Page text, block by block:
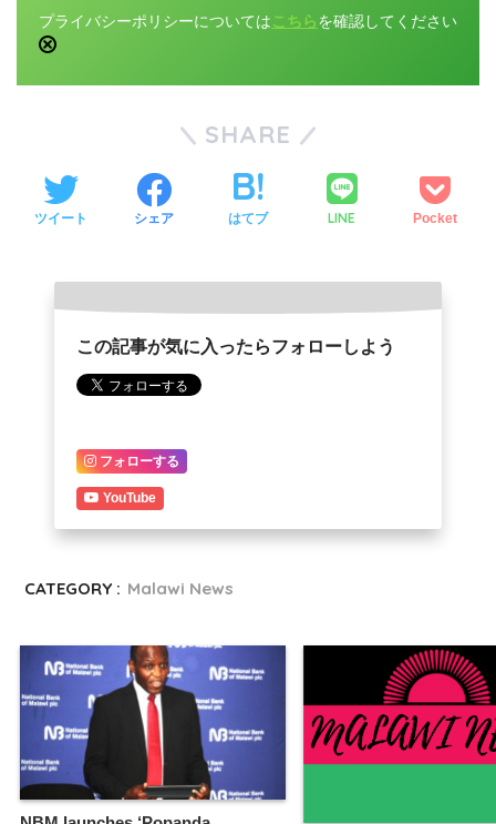
プライバシーポリシーについては こちら を確認してください
SHARE
ツイート シェア はてブ LINE Pocket
この記事が気に入ったらフォローしよう
フォローする
YouTube
CATEGORY : Malawi News